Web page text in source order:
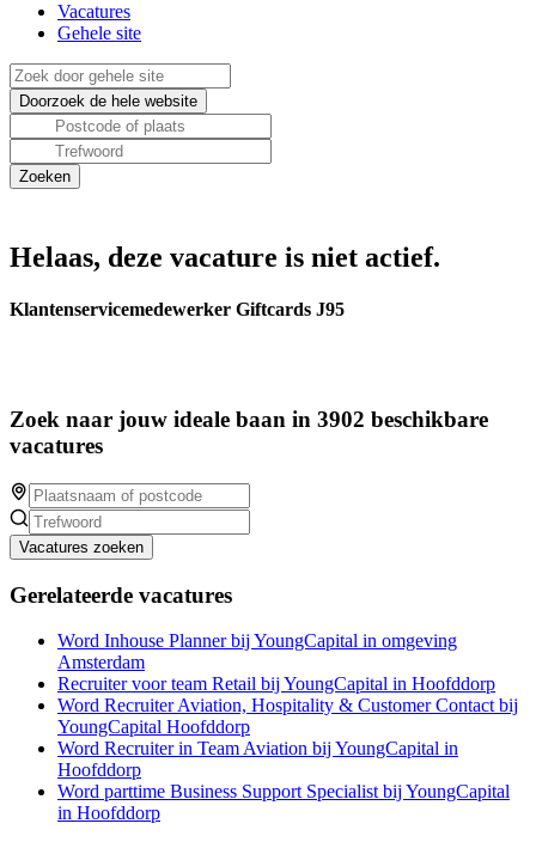
Vacatures
Gehele site
Helaas, deze vacature is niet actief.
Klantenservicemedewerker Giftcards J95
Zoek naar jouw ideale baan in 3902 beschikbare
vacatures
Vacatures zoeken
Gerelateerde vacatures
Word Inhouse Planner bij YoungCapital in omgeving
Amsterdam
Recruiter voor team Retail bij YoungCapital in Hoofddorp
Word Recruiter Aviation, Hospitality & Customer Contact bij
YoungCapital Hoofddorp
Word Recruiter in Team Aviation bij YoungCapital in
Hoofddorp
Word parttime Business Support Specialist bij YoungCapital
in Hoofddorp